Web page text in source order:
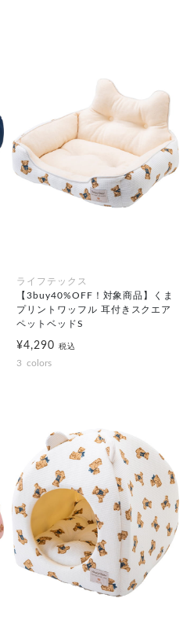
ライフテックス
【3buy40%OFF！対象商品】くま
プリントワッフル 耳付きスクエア
ペットベッドS
¥4,290 税込
3 colors